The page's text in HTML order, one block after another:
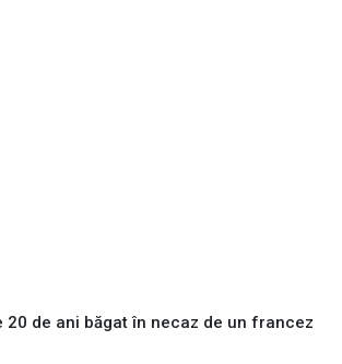
20 de ani băgat în necaz de un francez